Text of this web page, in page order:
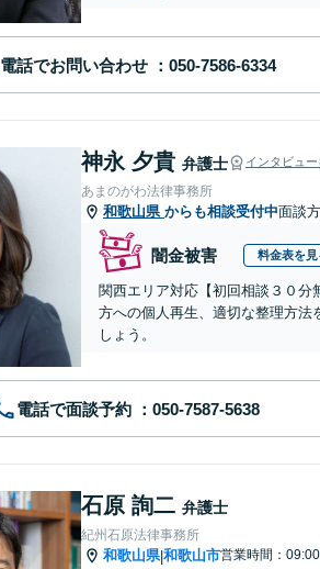
電話でお問い合わせ
神永 夕貴 弁護士 インタビュー
あまのがわ法律事務所
和歌山県 からも相談受付中面談
闇金被害 料金表を見
関西エリア対応【初回相談３０
方への個人再生、適切な整理方法
しょう。
電話で面談予約
石原 詢二 弁護士
紀州石原法律事務所
和歌山県|和歌山市営業時間：